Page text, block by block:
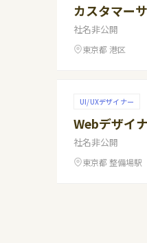
カスタマー
社名非公開
東京都 港区
UI/UXデザイナー
Webデザイ
社名非公開
東京都 整備場駅